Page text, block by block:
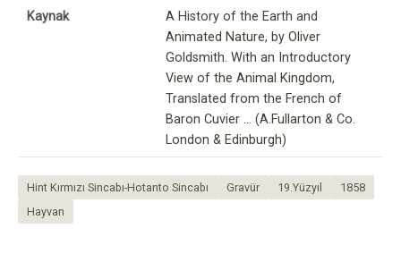
Kaynak
A History of the Earth and
Animated Nature, by Oliver
Goldsmith. With an Introductory
View of the Animal Kingdom,
Translated from the French of
Baron Cuvier ... (A.Fullarton & Co.
London & Edinburgh)
Hint Kırmızı Sincabı-Hotanto Sincabı Gravür 19.Yüzyıl
1858
Hayvan